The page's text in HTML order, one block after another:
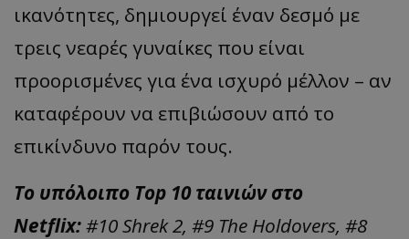
ικανότητες, δημιουργεί έναν δεσμό με
τρεις νεαρές γυναίκες που είναι
προορισμένες για ένα ισχυρό μέλλον – αν
καταφέρουν να επιβιώσουν από το
επικίνδυνο παρόν τους.
Το υπόλοιπο Top 10 ταινιών στο
Netflix:#10 Shrek 2, #9 The Holdovers, #8